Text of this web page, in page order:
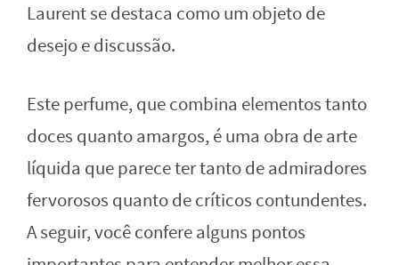
Laurent se destaca como um objeto de
desejo e discussão.
Este perfume, que combina elementos tanto
doces quanto amargos, é uma obra de arte
líquida que parece ter tanto de admiradores
fervorosos quanto de críticos contundentes.
A seguir, você confere alguns pontos